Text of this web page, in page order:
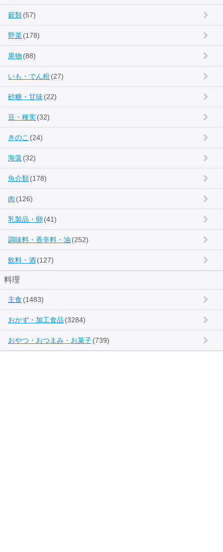
穀類(57)
野菜(178)
果物 (88)
いも・でん粉(27)
砂糖・甘味(22)
豆・種実(32)
きのこ (24)
海藻(32)
魚介類(178)
肉 (126)
乳製品・卵 (41)
調味料・香辛料・油 (252)
飲料・酒(127)
料理
主食 (1483)
おかず・加工食品 (3284)
おやつ・おつまみ・お菓子(739)